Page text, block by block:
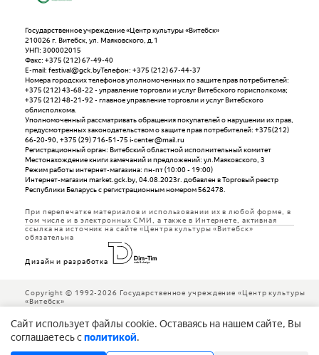
Cайт использует файлы cookie. Оставаясь на нашем сайте, Вы
соглашаетесь сполитикой.
Государственное учреждение «Центр культуры «Витебск»
210026 г. Витебск, ул. Маяковского, д.1
УНП: 300002015
Факс: +375 (212) 67-49-40
E-mail: festival@gck.byТелефон: +375 (212) 67-44-37
Номера городских телефонов уполномоченных по защите прав потребителей:
+375 (212) 43-68-22 - управление торговли и услуг Витебского горисполкома;
+375 (212) 48-21-92 - главное управление торговли и услуг Витебского
облисполкома.
Уполномоченный рассматривать обращения покупателей о нарушении их прав,
предусмотренных законодательством о защите прав потребителей: +375(212)
66-20-90, +375 (29) 716-51-75 i-center@mail.ru
Регистрационный орган: Витебский областной исполнительный комитет
Местонахождение книги замечаний и предложений: ул.Маяковского, 3
Режим работы интернет-магазина: пн-пт (10:00 - 19:00)
Интернет-магазин market.gck.by, 04.08.2023г. добавлен в Торговый реестр
Республики Беларусь с регистрационным номером 562478.
При перепечатке материалов и использовании их в любой форме, в
том числе и в электронных СМИ, а также в Интернете, активная
ссылка на источник на сайте «Центра культуры «Витебск»
обязательна
Дизайн и разработка
Copyright © 1992-2026 Государственное учреждение «Центр культуры
«Витебск»